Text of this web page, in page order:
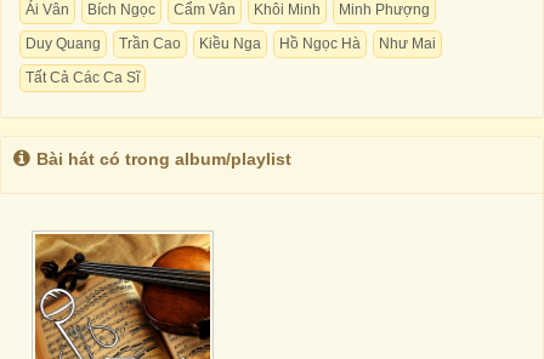
Ái Vân
Bích Ngọc Cẩm Vân Khôi Minh
Minh Phượng
Duy Quang
Trần Cao Kiều Nga Hồ Ngọc Hà
Như Mai
Tất Cả Các Ca Sĩ
Bài hát có trong album/playlist